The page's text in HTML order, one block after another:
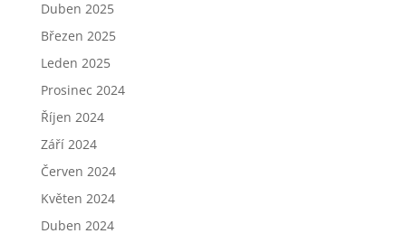
Duben 2025
Březen 2025
Leden 2025
Prosinec 2024
Říjen 2024
Září 2024
Červen 2024
Květen 2024
Duben 2024